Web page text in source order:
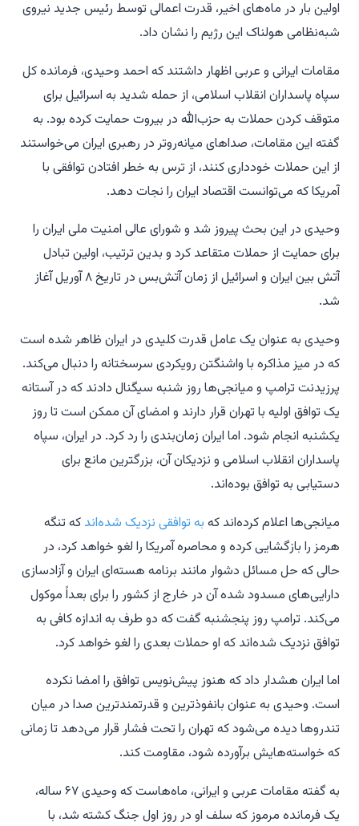
اولین بار در ماه‌های اخیر، قدرت اعمالی توسط رئیس جدید نیروی
شبه‌نظامی هولناک این رژیم را نشان داد.
مقامات ایرانی و عربی اظهار داشتند که احمد وحیدی، فرمانده کل
سپاه پاسداران انقلاب اسلامی، از حمله شدید به اسرائیل برای
متوقف کردن حملات به حزب‌الله در بیروت حمایت کرده بود. به
گفته این مقامات، صداهای میانه‌روتر در رهبری ایران می‌خواستند
از این حملات خودداری کنند، از ترس به خطر افتادن توافقی با
آمریکا که می‌توانست اقتصاد ایران را نجات دهد.
وحیدی در این بحث پیروز شد و شورای عالی امنیت ملی ایران را
برای حمایت از حملات متقاعد کرد و بدین ترتیب، اولین تبادل
آتش بین ایران و اسرائیل از زمان آتش‌بس در تاریخ ۸ آوریل آغاز
شد.
وحیدی به عنوان یک عامل قدرت کلیدی در ایران ظاهر شده است
که در میز مذاکره با واشنگتن رویکردی سرسختانه را دنبال می‌کند.
پرزیدنت ترامپ و میانجی‌ها روز شنبه سیگنال دادند که در آستانه
یک توافق اولیه با تهران قرار دارند و امضای آن ممکن است تا روز
یکشنبه انجام شود. اما ایران زمان‌بندی را رد کرد. در ایران، سپاه
پاسداران انقلاب اسلامی و نزدیکان آن، بزرگترین مانع برای
دستیابی به توافق بوده‌اند.
میانجی‌ها اعلام کرده‌اند که به توافقی نزدیک شده‌اند که تنگه
هرمز را بازگشایی کرده و محاصره آمریکا را لغو خواهد کرد، در
حالی که حل مسائل دشوار مانند برنامه هسته‌ای ایران و آزادسازی
دارایی‌های مسدود شده آن در خارج از کشور را برای بعداً موکول
می‌کند. ترامپ روز پنجشنبه گفت که دو طرف به اندازه کافی به
توافق نزدیک شده‌اند که او حملات بعدی را لغو خواهد کرد.
اما ایران هشدار داد که هنوز پیش‌نویس توافق را امضا نکرده
است. وحیدی به عنوان بانفوذترین و قدرتمندترین صدا در میان
تندروها دیده می‌شود که تهران را تحت فشار قرار می‌دهد تا زمانی
که خواسته‌هایش برآورده شود، مقاومت کند.
به گفته مقامات عربی و ایرانی، ماه‌هاست که وحیدی ۶۷ ساله،
یک فرمانده مرموز که سلف او در روز اول جنگ کشته شد، با